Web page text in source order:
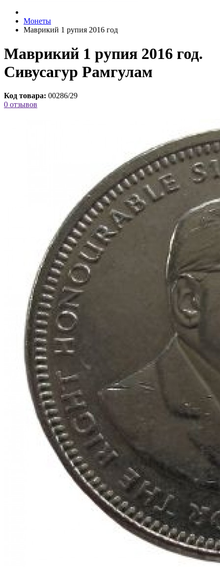
Монеты
Маврикий 1 рупия 2016 год
Маврикий 1 рупия 2016 год.
Сивусагур Рамгулам
Код товара: 00286/29
0 отзывов